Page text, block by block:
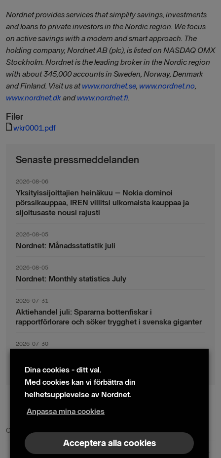
Nordnet provides services that simplify savings, investments
and loans to private investors in the Nordic region. We focus
on active savings with a modern and smart approach. The
holding company, Nordnet AB (plc), is listed on NASDAQ OMX
Stockholm. Nordnet is the leading broker in the Nordic region
with about 345,000 accounts in Sweden, Norway, Denmark
and Finland. Visit us atwww.nordnet.se, www.nordnet.no,
www.nordnet.dkandwww.nordnet.fi.
Filer
wkr0001.pdf
Senaste pressmeddelanden
2026-08-06
Yksityissijoittajien heinäkuu – Nokia dominoi
pörssikauppaa, IREN villitsi ulkomaista kauppaa ja
sijoitusaste nousi rajusti
2026-08-05
Nordnet: Månadsstatistik juli
2026-08-05
Nordnet: Monthly statistics July
2026-07-31
Aktiehandel juli: Spararna bottenfiskar i
rapportförlorare och söker trygghet i svenska giganter
2026-07-30
indexsparandet ligger fast
© 2024 Nordnet AB (publ)
Cookie policy|Kontakta oss|Presskontakter
Nordnet AB (publ) | Box 300 99 | 104 25 Stockholm | Reg. nr. 559073-6681
Dina cookies - ditt val.
Med cookies kan vi förbättra din
helhetsupplevelse av Nordnet.
Anpassa mina cookies
Acceptera alla cookies